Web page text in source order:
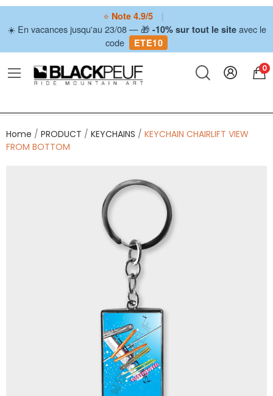
⭐ Note 4.9/5
|
☀️ En vacances jusqu'au 23/08 — 🎁 -10% sur tout le siteavec le
code
ETE10
0
Home PRODUCT KEYCHAINS
KEYCHAIN ​​CHAIRLIFT VIEW
FROM BOTTOM